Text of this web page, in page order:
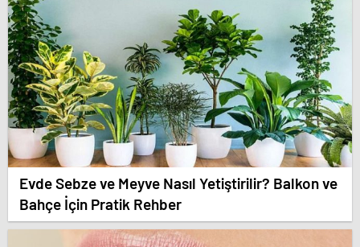
Evde Sebze ve Meyve Nasıl Yetiştirilir? Balkon ve
Bahçe İçin Pratik Rehber